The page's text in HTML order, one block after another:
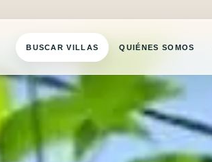
BUSCAR VILLAS QUIÉNES SOMOS